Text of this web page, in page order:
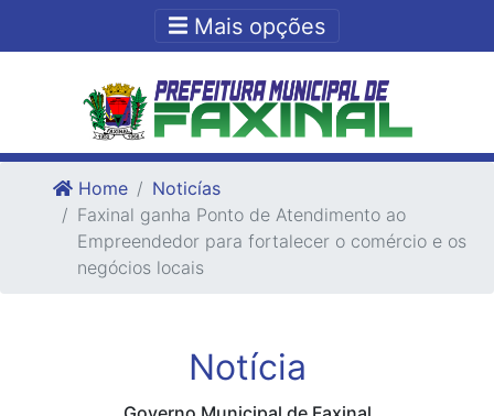
Ir para o fim do conteudo
Mais opções
Home
Noticías
Faxinal ganha Ponto de Atendimento ao
Empreendedor para fortalecer o comércio e os
negócios locais
Notícia